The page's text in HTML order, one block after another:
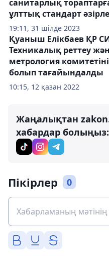
19:11, 31 шілде 2023
санитарлық
ұлттық стандарт
10:15, 12 қазан 2022
Қуаныш Елікбаев ҚР
Техникалық реттеу
метрология
болып тағайындалды
Жаңалықтан
хабардар болыңыз:
Пікірлер 0